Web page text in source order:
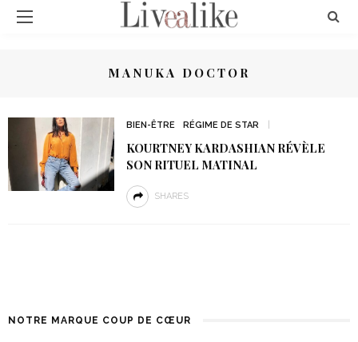
MANUKA DOCTOR
BIEN-ÊTRE RÉGIME DE STAR
KOURTNEY KARDASHIAN RÉVÈLE
SON RITUEL MATINAL
SHARES
NOTRE MARQUE COUP DE CŒUR